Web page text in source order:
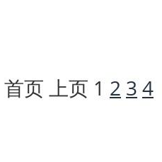
页 上页 1 2 3 4